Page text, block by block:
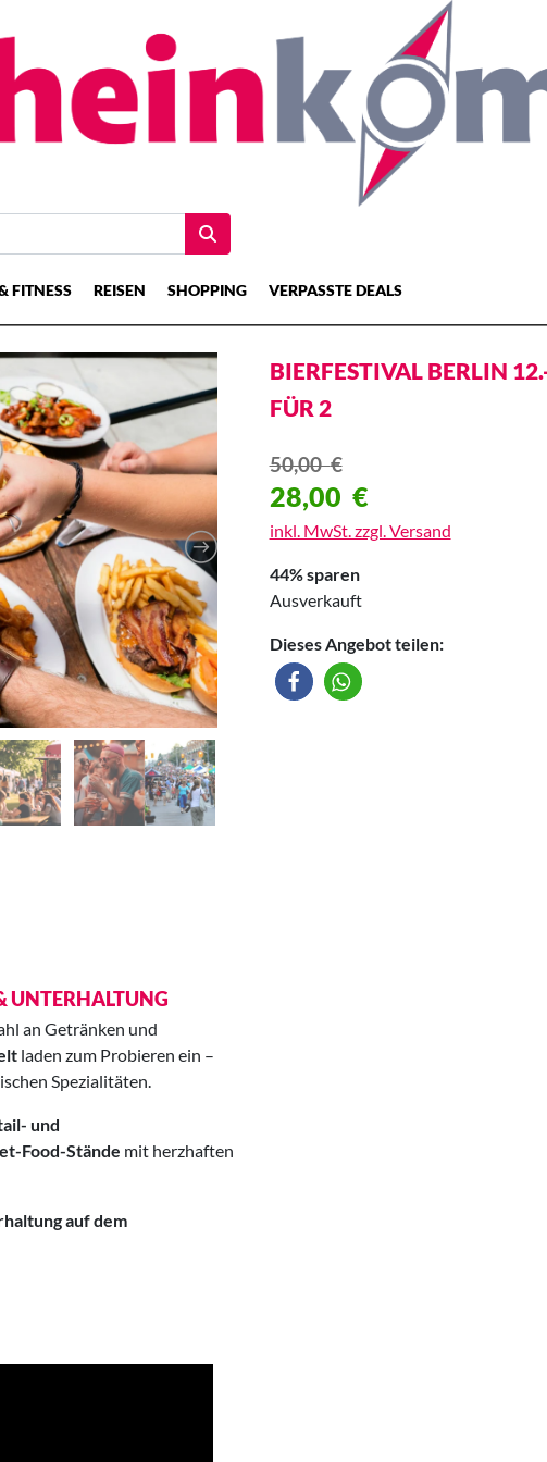
FITNESS REISEN SHOPPING VERPASSTE DEALS
BIERFESTIVAL BERLIN
FÜR 2
50,00€
28,00 €
inkl. MwSt. zzgl. Versand
44% sparen
Ausverkauft
Dieses Angebot teilen:
UNTERHALTUNG
an Getränken und
laden zum Probieren ein –
Spezialitäten.
und
Food-Stände mit herzhaften
auf dem